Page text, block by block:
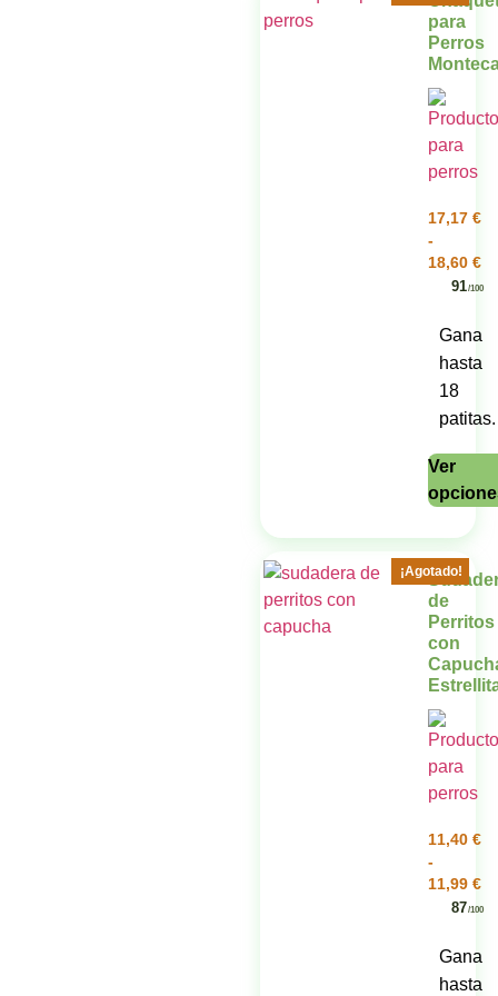
para
Perros
17,17 €
-
18,60 €
91/100
Gana
hasta
18
patitas.
Ver
¡Agotado!
de
Perritos
con
11,40 €
-
11,99 €
87/100
Gana
hasta